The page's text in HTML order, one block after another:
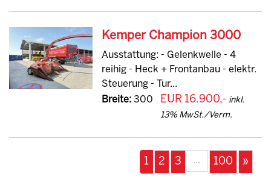
Kemper Champion 3000
Ausstattung: - Gelenkwelle - 4
reihig - Heck + Frontanbau - elektr.
Steuerung - Tur...
Breite:300 EUR 16.900,- inkl.
13% MwSt./Verm.
1 2 3 ... 100 »